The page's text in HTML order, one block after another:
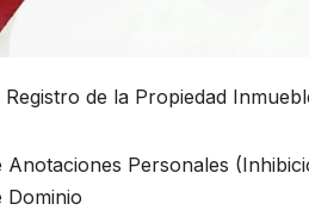
de la Propiedad
Anotaciones Personales
Dominio